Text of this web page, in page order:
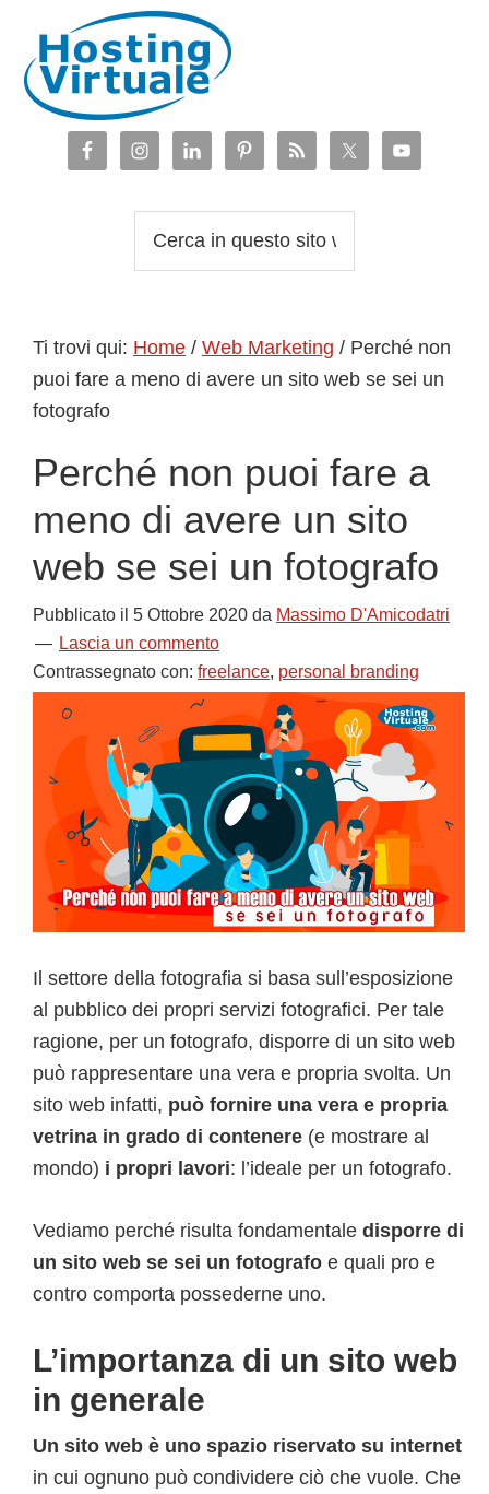
navigazione
primaria
contenuto
principale
barra
laterale
piè
web
Ti trovi qui: Home / Web Marketing / Perché non
puoi fare a meno di avere un sito web se sei un
fotografo
Perché non puoi fare a
meno di avere un sito
web se sei un fotografo
Pubblicato il 5 Ottobre 2020 da Massimo D'Amicodatri
Lascia un commento
Contrassegnato con: freelance, personal branding
Il settore della fotografia si basa sull’esposizione
al pubblico dei propri servizi fotografici. Per tale
ragione, per un fotografo, disporre di un sito web
può rappresentare una vera e propria svolta. Un
sito web infatti, può fornire una vera e propria
vetrina in grado di contenere (e mostrare al
mondo) i propri lavori: l’ideale per un fotografo.
Vediamo perché risulta fondamentale disporre di
un sito web se sei un fotografo e quali pro e
contro comporta possederne uno.
L’importanza di un sito web
in generale
Un sito web è uno spazio riservato su internet
in cui ognuno può condividere ciò che vuole. Che